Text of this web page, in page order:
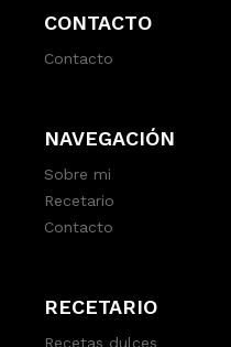
CONTACTO
Contacto
NAVEGACIÓN
Sobre mi
Recetario
Contacto
RECETARIO
Recetas dulces